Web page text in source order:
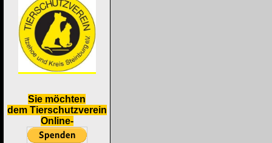
Sie möchten
dem Tierschutzverein
Online-